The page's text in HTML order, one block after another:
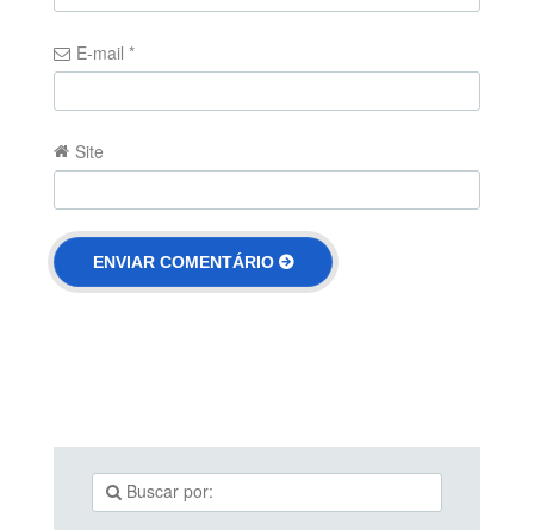
E-mail *
Site